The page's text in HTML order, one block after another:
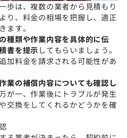
歩は、複数の業者から見積もり
り、料金の相場を把握し、適正
ます。
種類や作業内容を具体的に伝
書を提示してもらいましょう。
加料金を請求される可能性があ
業の補償内容についても確認し
が一、作業後にトラブルが発生
交換をしてくれるかどうかを確